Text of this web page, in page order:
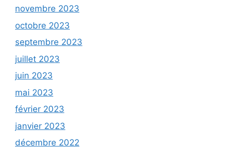
novembre 2023
octobre 2023
septembre 2023
juillet 2023
juin 2023
mai 2023
février 2023
janvier 2023
décembre 2022